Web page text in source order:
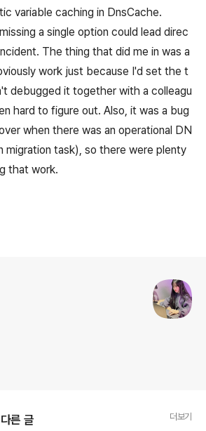
variable caching in DnsCache.
a single option could lead direc
The thing that did me in was a
work just because I'd set the t
debugged it together with a colleagu
hard to figure out. Also, it was a bug
when there was an operational DN
migration task), so there were plenty
that work.
른 글 더보기